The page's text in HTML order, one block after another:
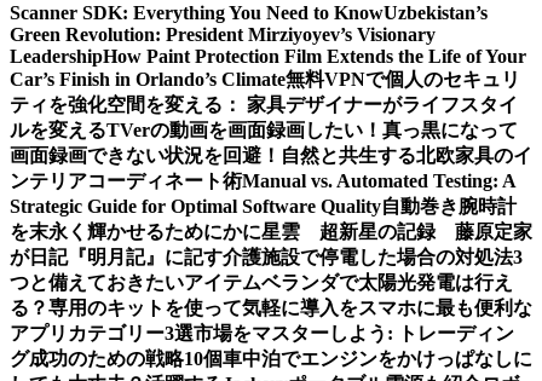
Scanner SDK: Everything You Need to KnowUzbekistan’s
Green Revolution: President Mirziyoyev’s Visionary
LeadershipHow Paint Protection Film Extends the Life of Your
Car’s Finish in Orlando’s Climate無料VPNで個人のセキュリ
ティを強化空間を変える： 家具デザイナーがライフスタイ
ルを変えるTVerの動画を画面録画したい！真っ黒になって
画面録画できない状況を回避！ 自然と共生する北欧家具のイ
ンテリアコーディネート術Manual vs. Automated Testing: A
Strategic Guide for Optimal Software Quality自動巻き腕時計
を末永く輝かせるためにかに星雲 超新星の記録 藤原定家
が日記『明月記』に記す介護施設で停電した場合の対処法3
つと備えておきたいアイテムベランダで太陽光発電は行え
る？専用のキットを使って気軽に導入をスマホに最も便利な
アプリカテゴリー3選市場をマスターしよう: トレーディン
グ成功のための戦略10個車中泊でエンジンをかけっぱなしに